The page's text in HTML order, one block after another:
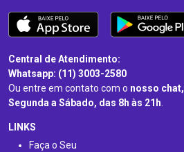
Central de Atendimento:
Whatsapp: (11) 3003-2580
Ou entre em contato com o nosso
Segunda a Sábado, das 8h às 21h.
LINKS
Faça o Seu